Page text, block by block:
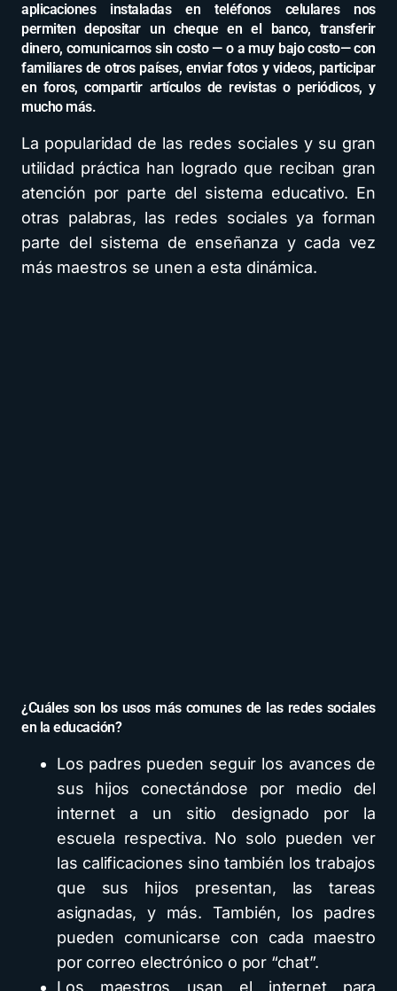
aplicaciones instaladas en teléfonos celulares nos
permiten depositar un cheque en el banco, transferir
dinero, comunicarnos sin costo — o a muy bajo costo— con
familiares de otros países, enviar fotos y videos, participar
en foros, compartir artículos de revistas o periódicos, y
mucho más.
La popularidad de las redes sociales y su gran
utilidad práctica han logrado que reciban gran
atención por parte del sistema educativo. En
otras palabras, las redes sociales ya forman
parte del sistema de enseñanza y cada vez
más maestros se unen a esta dinámica.
¿Cuáles son los usos más comunes de las redes sociales
en la educación?
Los padres pueden seguir los avances de
sus hijos conectándose por medio del
internet a un sitio designado por la
escuela respectiva. No solo pueden ver
las calificaciones sino también los trabajos
que sus hijos presentan, las tareas
asignadas, y más. También, los padres
pueden comunicarse con cada maestro
por correo electrónico o por “chat”.
Los maestros usan el internet para